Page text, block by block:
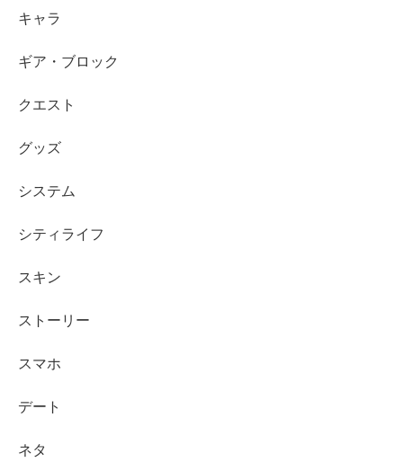
キャラ
ギア・ブロック
クエスト
グッズ
システム
シティライフ
スキン
ストーリー
スマホ
デート
ネタ